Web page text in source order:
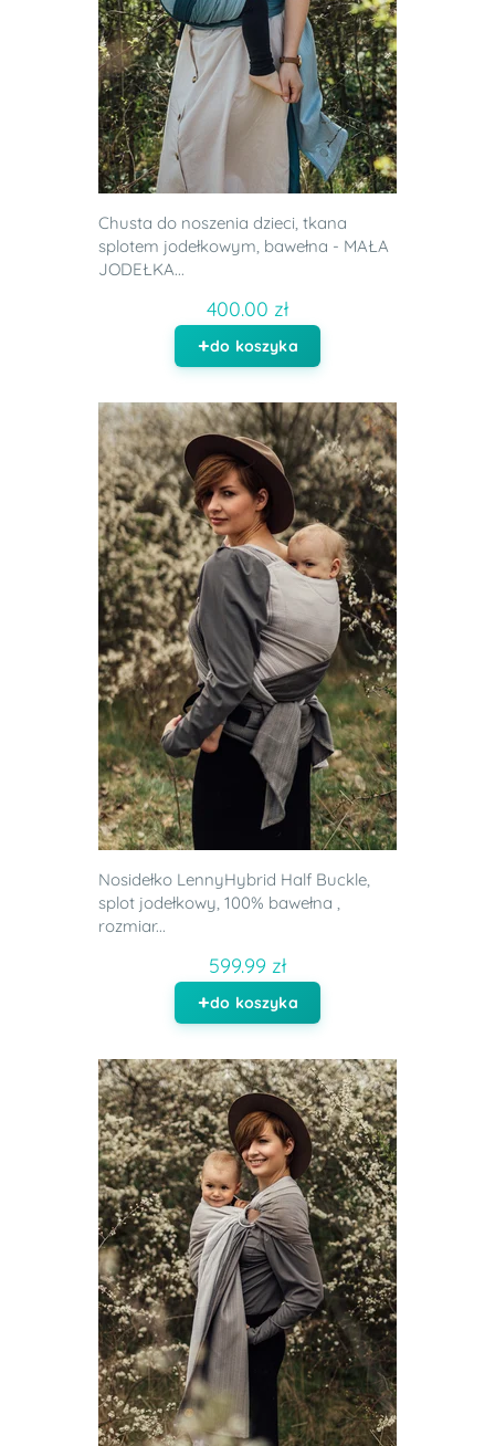
Chusta do noszenia dzieci, tkana
splotem jodełkowym, bawełna - MAŁA
JODEŁKA...
400.00 zł
do koszyka
Nosidełko LennyHybrid Half Buckle,
splot jodełkowy, 100% bawełna ,
rozmiar...
599.99 zł
do koszyka